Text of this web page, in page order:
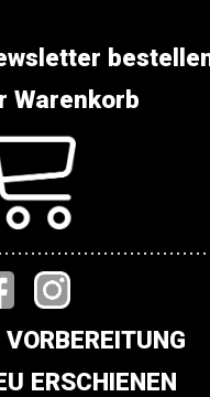
Warenkorb
VORBEREITUNG
ERSCHIENEN